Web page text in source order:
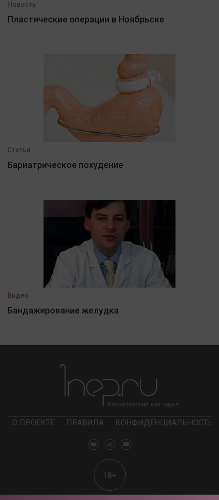
Новость
Пластические операции в Ноябрьске
Статья
Бариатрическое похудение
Видео
Бандажирование желудка
О ПРОЕКТЕ ПРАВИЛА КОНФИДЕНЦИАЛЬНОСТЬ
18+